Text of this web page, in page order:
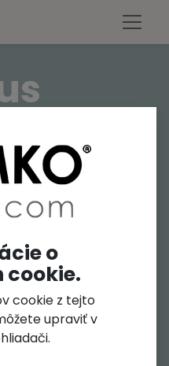
please
o
cookie.
cookie z tejto
upraviť v